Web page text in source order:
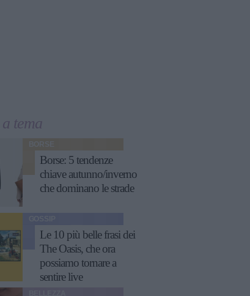
a tema
BORSE
Borse: 5 tendenze
chiave autunno/inverno
che dominano le strade
Le 10 più belle frasi dei
The Oasis, che ora
possiamo tornare a
sentire live